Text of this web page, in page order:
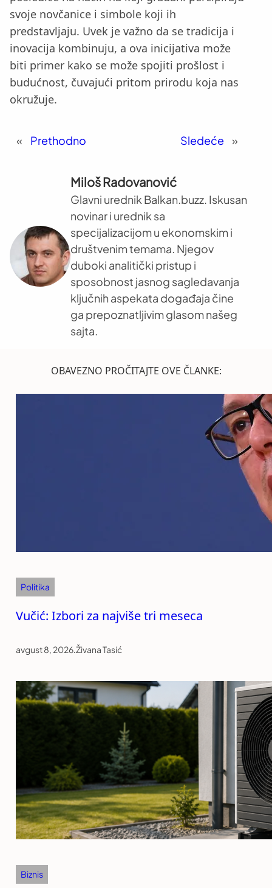
svoje novčanice i simbole koji ih
predstavljaju. Uvek je važno da se tradicija i
inovacija kombinuju, a ova inicijativa može
biti primer kako se može spojiti prošlost i
budućnost, čuvajući pritom prirodu koja nas
okružuje.
« Prethodno Sledeće »
Miloš Radovanović
Glavni urednik Balkan.buzz. Iskusan
novinar i urednik sa
specijalizacijom u ekonomskim i
društvenim temama. Njegov
duboki analitički pristup i
sposobnost jasnog sagledavanja
ključnih aspekata događaja čine
ga prepoznatljivim glasom našeg
sajta.
OBAVEZNO PROČITAJTE OVE ČLANKE:
Politika
Vučić: Izbori za najviše tri meseca
avgust 8, 2026.Živana Tasić
Biznis